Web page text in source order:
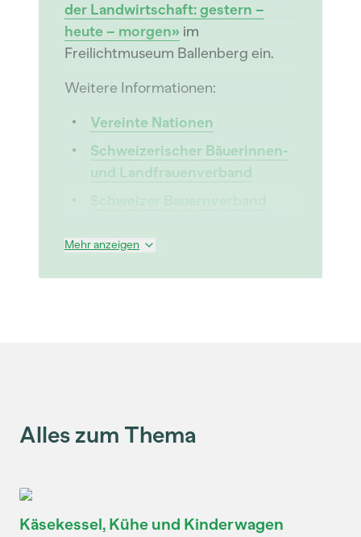
der Landwirtschaft: gestern –
heute – morgen» im
Freilichtmuseum Ballenberg ein.
Weitere Informationen:
Vereinte Nationen
Schweizerischer Bäuerinnen-
und Landfrauenverband
Mehr anzeigen
Alles zum Thema
Käsekessel, Kühe und Kinderwagen